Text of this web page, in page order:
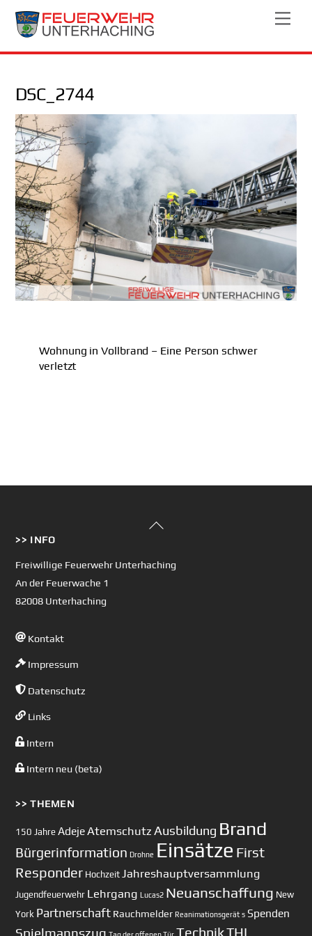
Skip
DSC_2744
Wohnung in Vollbrand – Eine Person schwer
verletzt
Back
>> INFO
Freiwillige Feuerwehr Unterhaching
An der Feuerwache 1
82008 Unterhaching
Kontakt
Impressum
Datenschutz
Links
Intern
Intern neu (beta)
>> THEMEN
150 Jahre AdejeAtemschutz Ausbildung Brand
Bürgerinformation Drohne Einsätze First
Responder Hochzeit Jahreshauptversammlung
Jugendfeuerwehr Lehrgang Lucas2 Neuanschaffung New
York Partnerschaft Rauchmelder Reanimationsgerät s Spenden
Spielmannszug TechnikTHL